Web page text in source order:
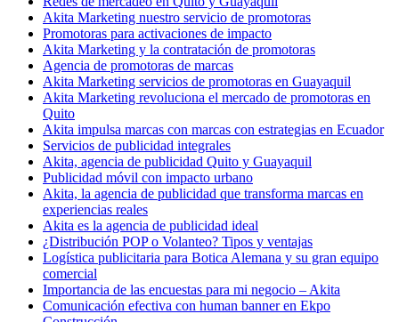
Akita Marketing nuestro servicio de promotoras
Promotoras para activaciones de impacto
Akita Marketing y la contratación de promotoras
Agencia de promotoras de marcas
Akita Marketing servicios de promotoras en Guayaquil
Akita Marketing revoluciona el mercado de promotoras en
Quito
Akita impulsa marcas con marcas con estrategias en Ecuador
Servicios de publicidad integrales
Akita, agencia de publicidad Quito y Guayaquil
Publicidad móvil con impacto urbano
Akita, la agencia de publicidad que transforma marcas en
experiencias reales
Akita es la agencia de publicidad ideal
¿Distribución POP o Volanteo? Tipos y ventajas
Logística publicitaria para Botica Alemana y su gran equipo
comercial
Importancia de las encuestas para mi negocio – Akita
Comunicación efectiva con human banner en Ekpo